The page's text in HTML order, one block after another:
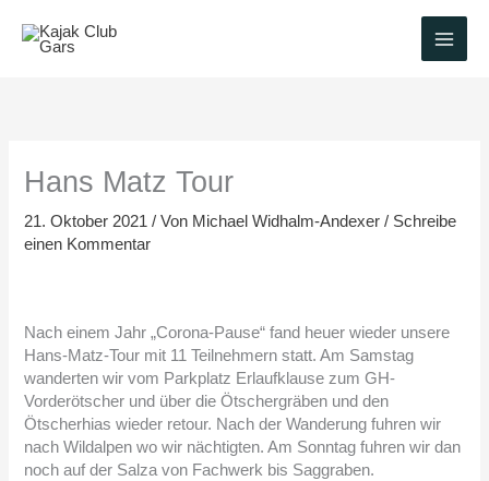
Inhalt
springen
Hans Matz Tour
21. Oktober 2021/ Von Michael Widhalm-Andexer/ Schreibe
einen Kommentar
Nach einem Jahr „Corona-Pause“ fand heuer wieder unsere
Hans-Matz-Tour mit 11 Teilnehmern statt. Am Samstag
wanderten wir vom Parkplatz Erlaufklause zum GH-
Vorderötscher und über die Ötschergräben und den
Ötscherhias wieder retour. Nach der Wanderung fuhren wir
nach Wildalpen wo wir nächtigten. Am Sonntag fuhren wir dan
noch auf der Salza von Fachwerk bis Saggraben.